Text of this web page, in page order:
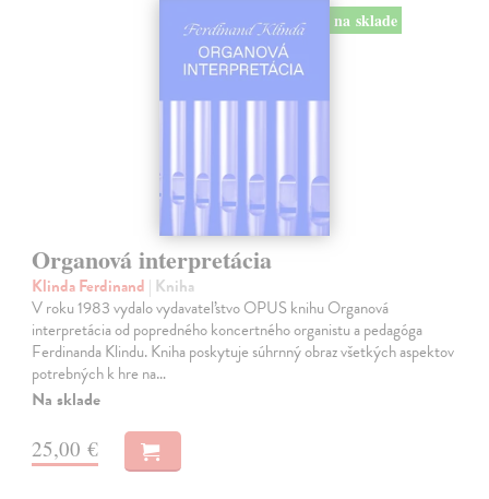
na sklade
Organová interpretácia
Klinda Ferdinand | Kniha
V roku 1983 vydalo vydavateľstvo OPUS knihu Organová
interpretácia od popredného koncertného organistu a pedagóga
Ferdinanda Klindu. Kniha poskytuje súhrnný obraz všetkých aspektov
potrebných k hre na…
Na sklade
25,00 €